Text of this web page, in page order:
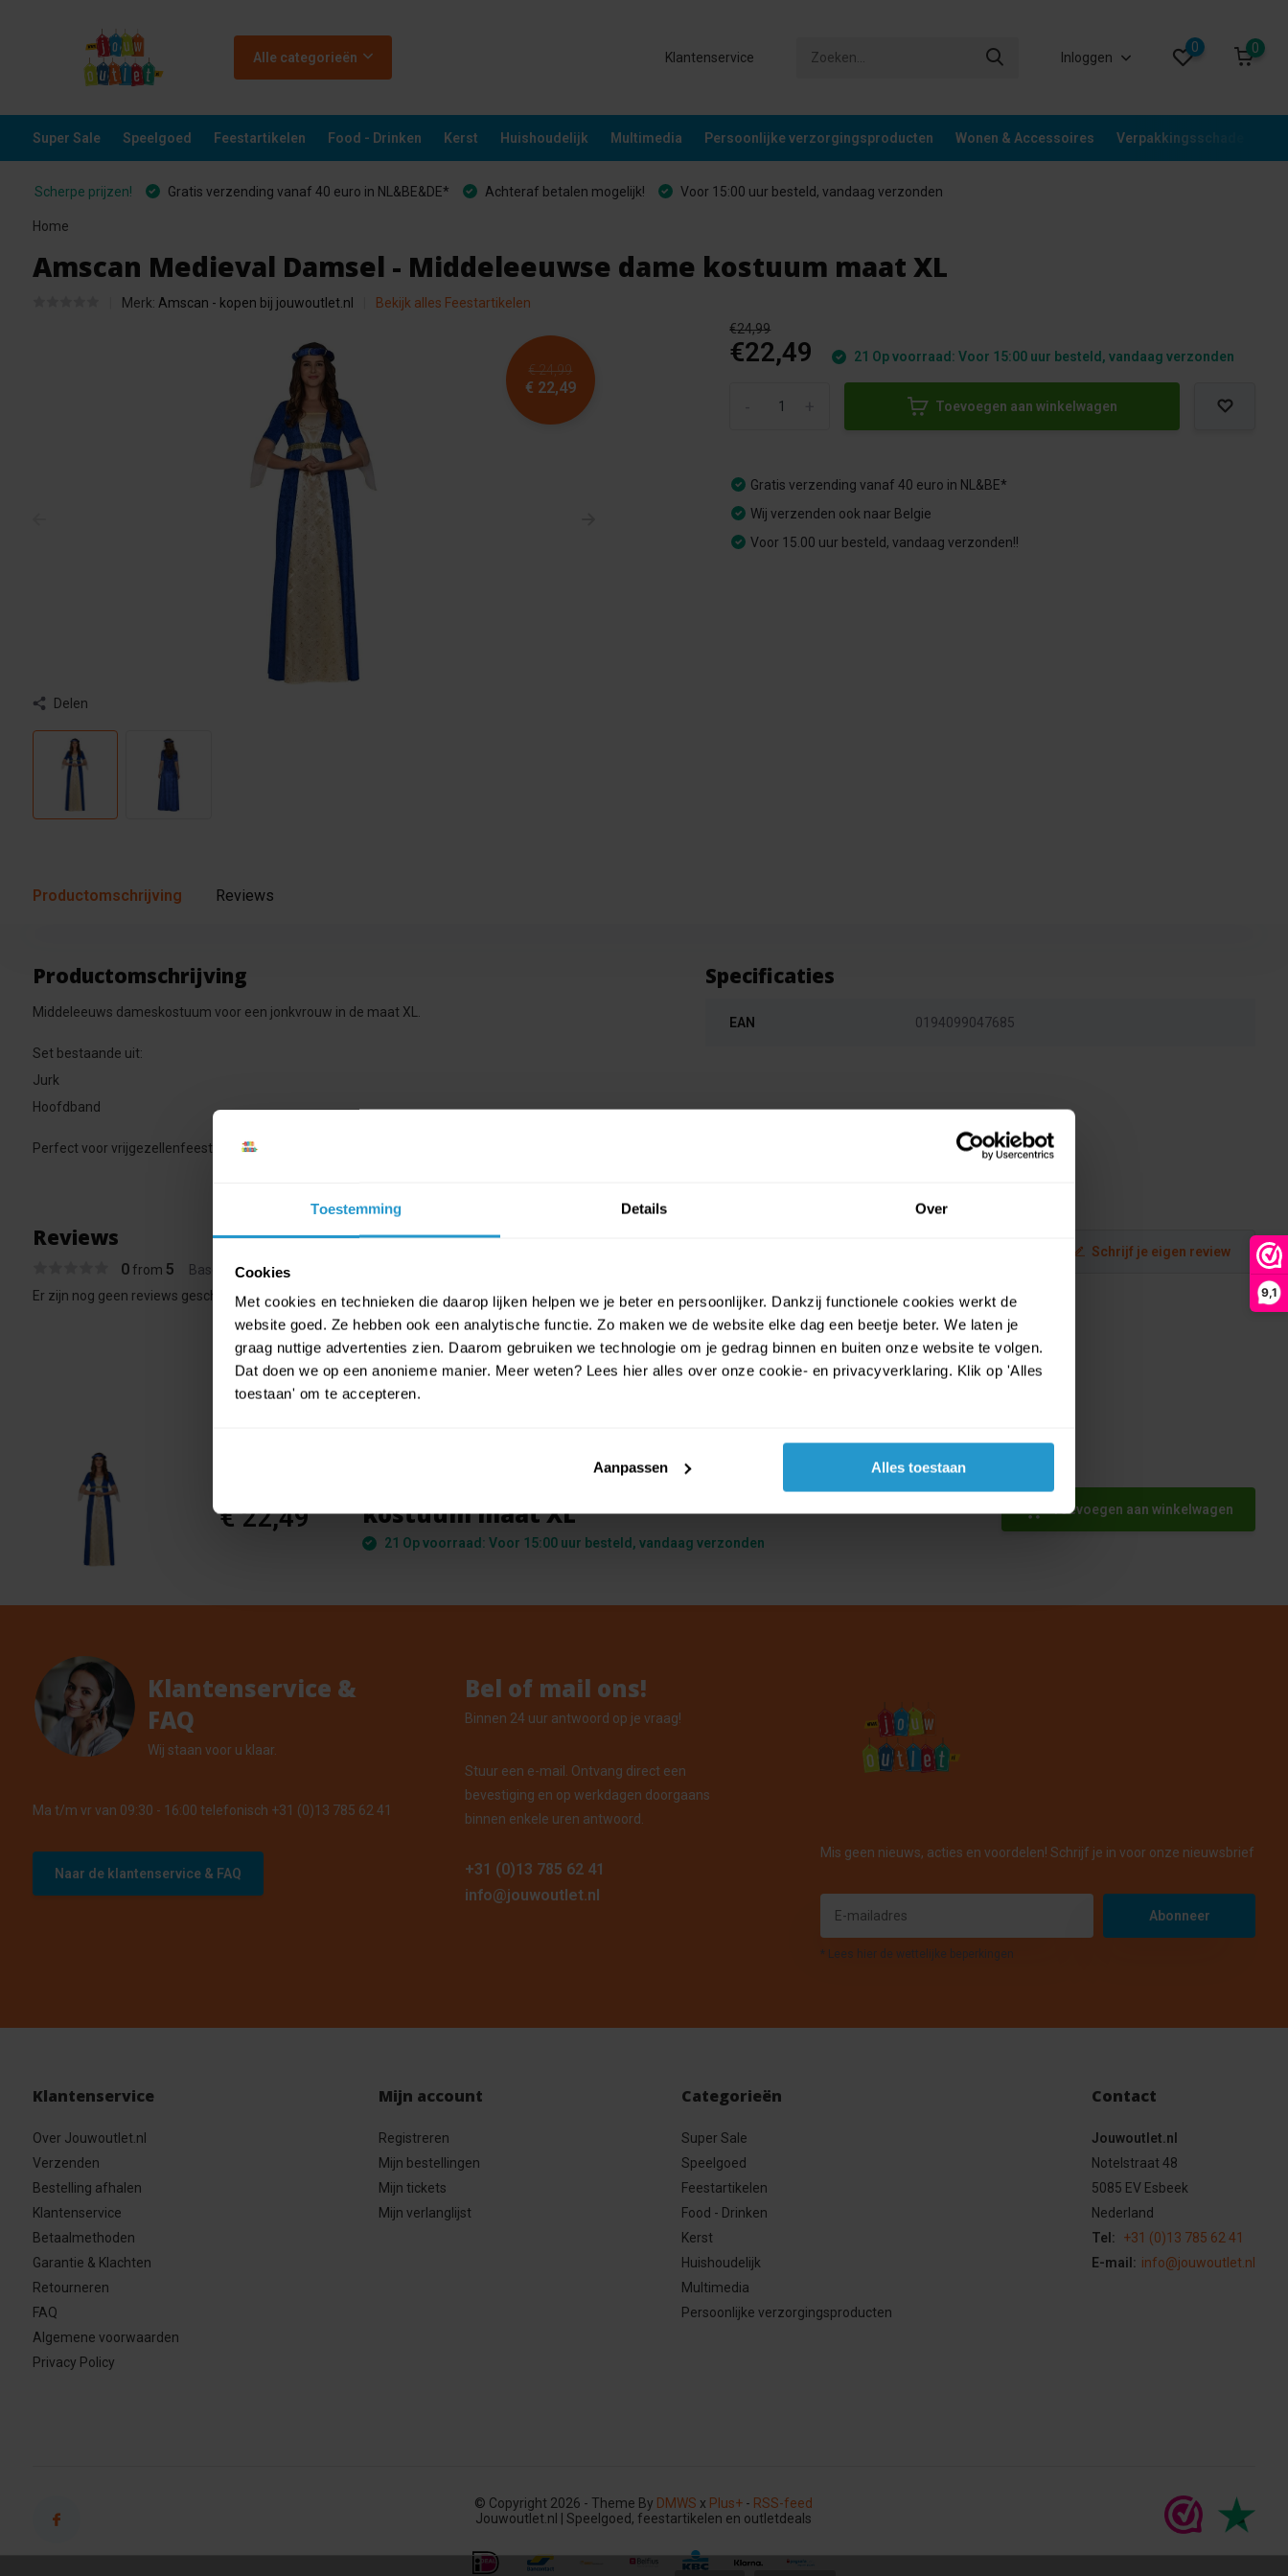
Toestemming Details Over
Cookies
Met cookies en technieken die daarop lijken helpen we je beter en persoonlijker. Dankzij functionele cookies werkt de
website goed. Ze hebben ook een analytische functie. Zo maken we de website elke dag een beetje beter. We laten je
graag nuttige advertenties zien. Daarom gebruiken we technologie om je gedrag binnen en buiten onze website te volgen.
Dat doen we op een anonieme manier. Meer weten? Lees hier alles over onze cookie- en privacyverklaring. Klik op 'Alles
toestaan' om te accepteren.
Aanpassen Alles toestaan
9,1
Alle categorieën Klantenservice Inloggen
0 0
Super Sale Speelgoed Feestartikelen Food - Drinken Kerst Huishoudelijk Multimedia Persoonlijke verzorgingsproducten Wonen & Accessoires Verpakkingsschade
Scherpe prijzen! Gratis verzending vanaf 40 euro in NL&BE&DE* Achteraf betalen mogelijk! Voor 15:00 uur besteld, vandaag verzonden
Home
Amscan Medieval Damsel - Middeleeuwse dame kostuum maat XL
Merk: Amscan - kopen bij jouwoutlet.nl Bekijk alles Feestartikelen
€ 24,99
€ 22,49
Delen
€24,99
€22,49 21 Op voorraad: Voor 15:00 uur besteld, vandaag verzonden
Toevoegen aan winkelwagen
Gratis verzending vanaf 40 euro in NL&BE*
Wij verzenden ook naar Belgie
Voor 15.00 uur besteld, vandaag verzonden!!
Productomschrijving Reviews
Productomschrijving
Middeleeuws dameskostuum voor een jonkvrouw in de maat XL.
Set bestaande uit:
Jurk
Hoofdband
Perfect voor vrijgezellenfeesten, carnaval, verkleedpartijen, Halloween en meer.
Specificaties
EAN 0194099047685
Reviews
0from 5 Based on 0 reviews
Schrijf je eigen review
Er zijn nog geen reviews geschreven over dit product..
€ 22,49
Amscan Medieval Damsel - Middeleeuwse dame
kostuum maat XL
21 Op voorraad: Voor 15:00 uur besteld, vandaag verzonden
Toevoegen aan winkelwagen
Klantenservice &
FAQ
Wij staan voor u klaar.
Ma t/m vr van 09:30 - 16:00 telefonisch +31 (0)13 785 62 41
Naar de klantenservice & FAQ
Bel of mail ons!
Binnen 24 uur antwoord op je vraag!
Stuur een e-mail. Ontvang direct een
bevestiging en op werkdagen doorgaans
binnen enkele uren antwoord.
+31 (0)13 785 62 41
info@jouwoutlet.nl
Mis geen nieuws, acties en voordelen! Schrijf je in voor onze nieuwsbrief
Abonneer
* Lees hier de wettelijke beperkingen
Klantenservice
Over Jouwoutlet.nl
Verzenden
Bestelling afhalen
Klantenservice
Betaalmethoden
Garantie & Klachten
Retourneren
FAQ
Algemene voorwaarden
Privacy Policy
Mijn account
Registreren
Mijn bestellingen
Mijn tickets
Mijn verlanglijst
Categorieën
Super Sale
Speelgoed
Feestartikelen
Food - Drinken
Kerst
Huishoudelijk
Multimedia
Persoonlijke verzorgingsproducten
Contact
Jouwoutlet.nl
Notelstraat 48
5085 EV Esbeek
Nederland
Tel:
+31 (0)13 785 62 41
E-mail: info@jouwoutlet.nl
© Copyright 2026 - Theme By DMWS x Plus+ - RSS-feed
Jouwoutlet.nl | Speelgoed, feestartikelen en outletdeals